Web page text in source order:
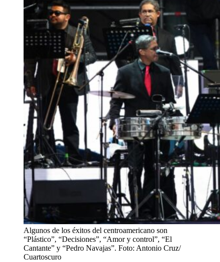
Algunos de los éxitos del centroamericano son
“Plástico”, “Decisiones”, “Amor y control”, “El
Cantante” y “Pedro Navajas”. Foto: Antonio Cruz/
Cuartoscuro